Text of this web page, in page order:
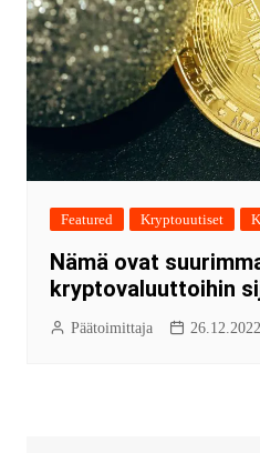
Featured Kryptouutiset
Nämä ovat
kryptovaluuttoihin
Päätoimittaja 26.12.2022